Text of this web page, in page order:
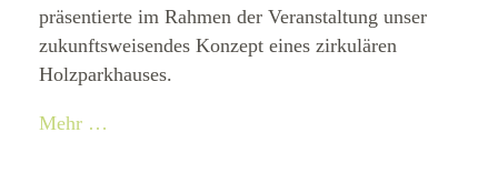
präsentierte im Rahmen der Veranstaltung unser
zukunftsweisendes Konzept eines zirkulären
Holzparkhauses.
Mehr …